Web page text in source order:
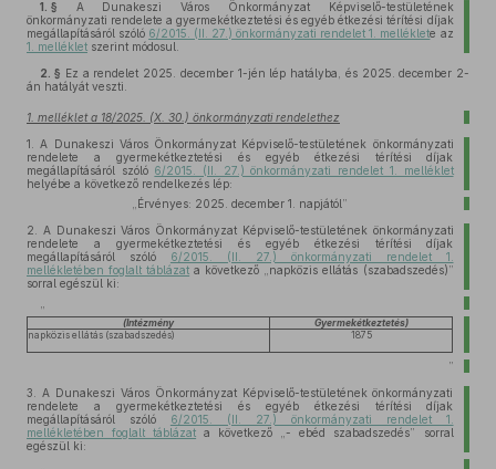
1. § A Dunakeszi Város Önkormányzat Képviselő-testületének
önkormányzati rendelete a gyermekétkeztetési és egyéb étkezési térítési díjak
megállapításáról szóló 6/2015. (II. 27.) önkormányzati rendelet 1. melléklete az
1. melléklet szerint módosul.
2. § Ez a rendelet 2025. december 1-jén lép hatályba, és 2025. december 2-
án hatályát veszti.
1. melléklet a 18/2025. (X. 30.) önkormányzati rendelethez
1.
A Dunakeszi Város Önkormányzat Képviselő-testületének önkormányzati
rendelete a gyermekétkeztetési és egyéb étkezési térítési díjak
megállapításáról szóló 6/2015. (II. 27.) önkormányzati rendelet 1. melléklet
helyébe a következő rendelkezés lép:
„Érvényes: 2025. december 1. napjától”
2.
A Dunakeszi Város Önkormányzat Képviselő-testületének önkormányzati
rendelete a gyermekétkeztetési és egyéb étkezési térítési díjak
megállapításáról szóló 6/2015. (II. 27.) önkormányzati rendelet 1.
mellékletében foglalt táblázat a következő „napközis ellátás (szabadszedés)”
sorral egészül ki:
(Intézmény Gyermekétkeztetés)
napközis ellátás (szabadszedés)
1875
”
3.
A Dunakeszi Város Önkormányzat Képviselő-testületének önkormányzati
rendelete a gyermekétkeztetési és egyéb étkezési térítési díjak
megállapításáról szóló 6/2015. (II. 27.) önkormányzati rendelet 1.
mellékletében foglalt táblázat a következő „- ebéd szabadszedés” sorral
egészül ki: